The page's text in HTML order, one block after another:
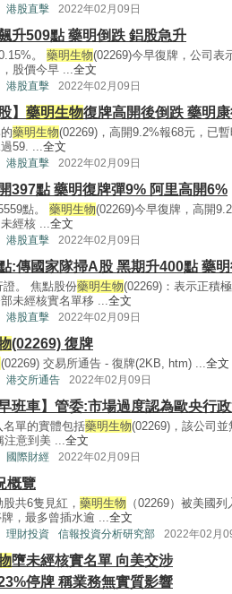
港股直擊 2022年02月09日
升509點 藥明倒跌 鋁股急升
。 藥明生物(02269)今早復牌，公司表
股價今早 ...全文
港股直擊 2022年02月09日
】 藥明生物復牌高開後倒跌 藥明
藥明生物(02269)，高開9.2%報68元，已
59. ...全文
港股直擊 2022年02月09日
397點 藥明復牌彈9% 阿里高開6%
點。 藥明生物(02269)今早復牌，高開
經核 ...全文
港股直擊 2022年02月09日
:傳國家隊掃A股 黑期升400點 藥
證。 焦點股份藥明生物(02269)：表示正積
未經核實名單移 ...全文
港股直擊 2022年02月09日
(02269) 復牌
(02269) 交易所通告 - 復牌(2KB, htm) ...全文
港交所通告 2022年02月09日
早班車】管委:市場過度認為歐央行
名單的實體包括藥明生物(02269)，該公司
注意到美 ...全文
國際財經 2022年02月09日
概覽
共6隻見紅， 藥明生物 （02269）被美國
，最多曾插水逾 ...全文
理財投資 信報投資分析研究部 2022年02月
墮未經核實名單 向美交涉
停牌 稱業務無實質影響